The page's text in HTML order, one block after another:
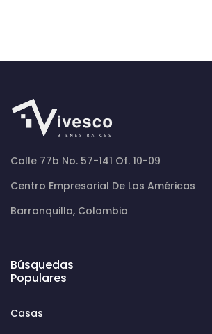
Calle 77b No. 57-141 Of. 10-09
Centro Empresarial De Las Américas
Barranquilla, Colombia
Búsquedas
Populares
Casas